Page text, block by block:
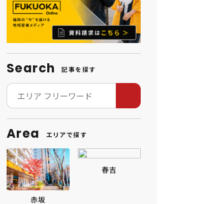
Search 記事を探す
Area エリアで探す
赤坂
春吉